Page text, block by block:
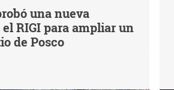
una nueva
RIGI para ampliar un
de Posco